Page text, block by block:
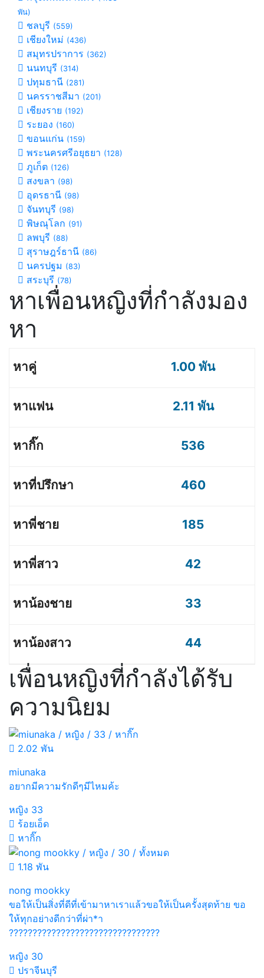
พัน)
ชลบุรี (559)
เชียงใหม่ (436)
สมุทรปราการ (362)
นนทบุรี (314)
ปทุมธานี (281)
นครราชสีมา (201)
เชียงราย (192)
ระยอง (160)
ขอนแก่น (159)
พระนครศรีอยุธยา (128)
ภูเก็ต (126)
สงขลา (98)
อุดรธานี (98)
จันทบุรี (98)
พิษณุโลก (91)
ลพบุรี (88)
สุราษฎร์ธานี (86)
นครปฐม (83)
สระบุรี (78)
หาเพื่อนหญิงที่กำลังมอง
หา
1.00 พัน
2.11 พัน
536
460
185
42
33
44
เพื่อนหญิงที่กำลังได้รับ
ความนิยม
2.02 พัน
miunaka
อยากมีความรักดีๆมีไหมค้ะ
หญิง 33
ร้อยเอ็ด
หากิ๊ก
1.18 พัน
nong mookky
ขอให้เป็นสิ่งที่ดีที่เข้ามาหาเราแล้วขอให้เป็นครั้งสุดท้าย ขอ
ให้ทุกอย่างดีกว่าที่ผ่า*า
????????????????????????????????
หญิง 30
ปราจีนบุรี